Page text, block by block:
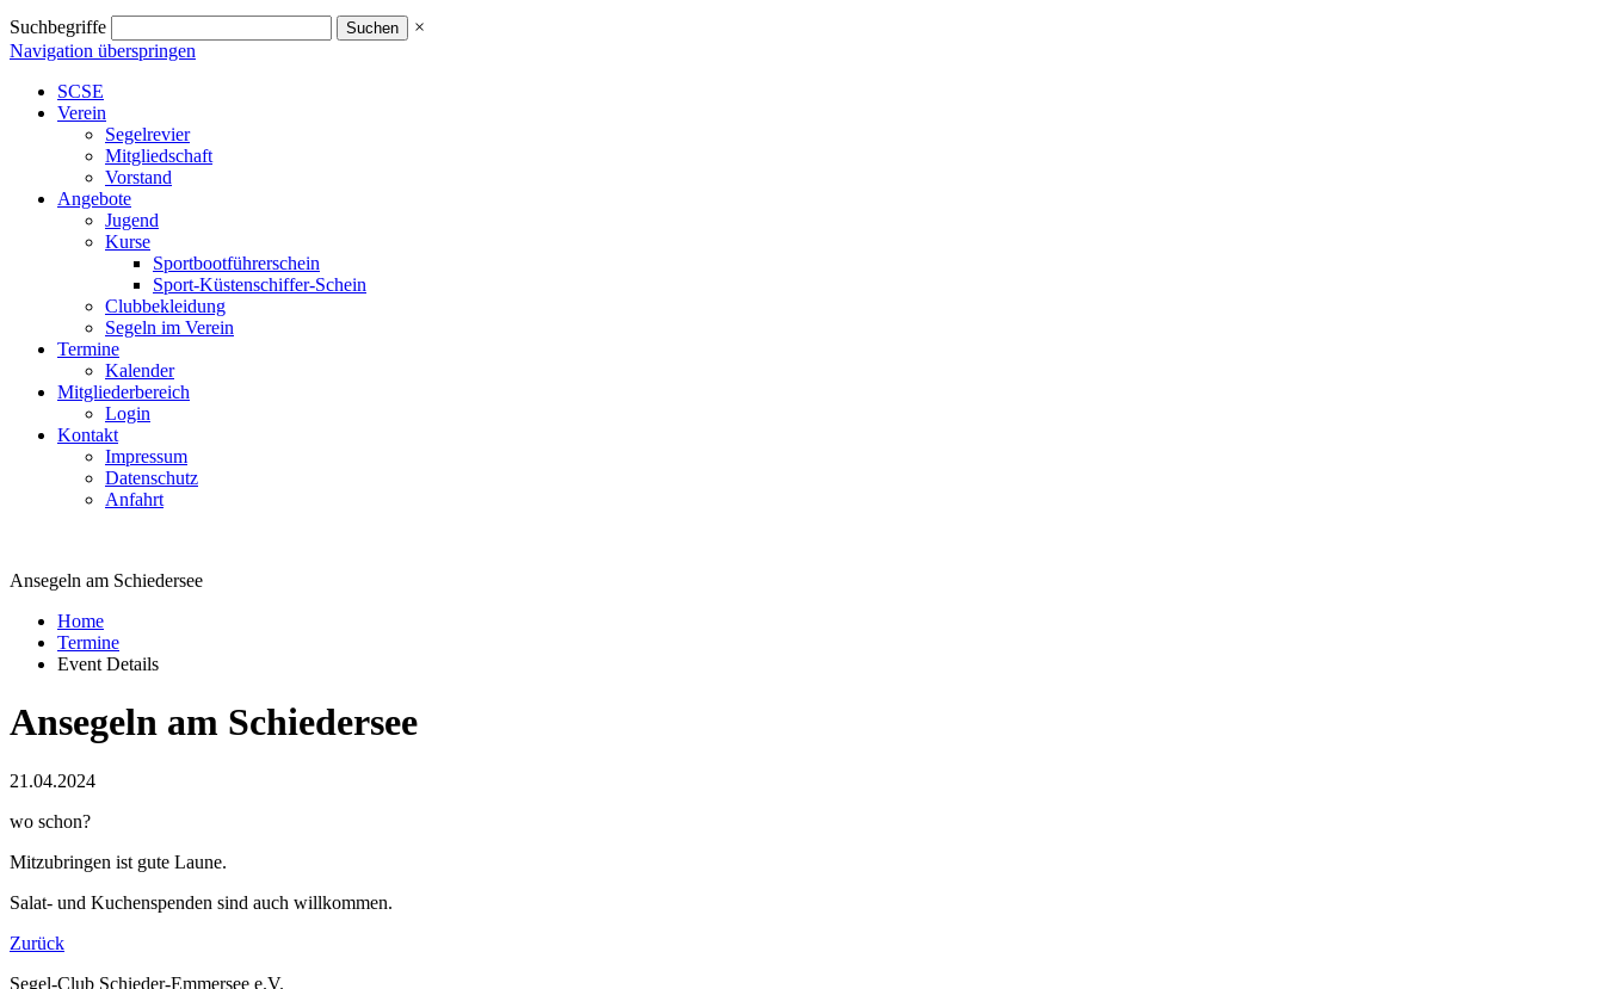
Suchbegriffe
×
Navigation überspringen
SCSE
Verein
Segelrevier
Mitgliedschaft
Vorstand
Angebote
Jugend
Kurse
Sportbootführerschein
Sport-Küstenschiffer-Schein
Clubbekleidung
Segeln im Verein
Termine
Kalender
Mitgliederbereich
Login
Kontakt
Impressum
Datenschutz
Anfahrt
Ansegeln am Schiedersee
Home
Termine
Event Details
Ansegeln am Schiedersee
21.04.2024
wo schon?
Mitzubringen ist gute Laune.
Salat- und Kuchenspenden sind auch willkommen.
Zurück
Segel-Club Schieder-Emmersee e.V.